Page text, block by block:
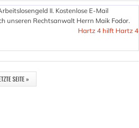
II. Kostenlose E-Mail
unseren Rechtsanwalt Herrn Maik Fodor.
Hartz 4 hilft Hartz 4
SEITE »